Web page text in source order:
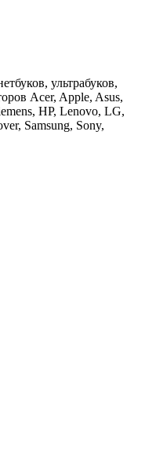
ультрабуков,
Acer, Apple, Asus,
HP, Lenovo, LG,
Samsung, Sony,